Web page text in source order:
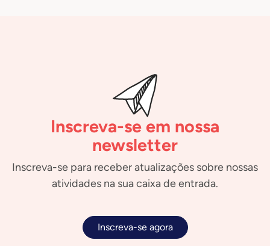
Inscreva-se em nossa
newsletter
Inscreva-se para receber atualizações sobre nossas
atividades na sua caixa de entrada.
Inscreva-se agora